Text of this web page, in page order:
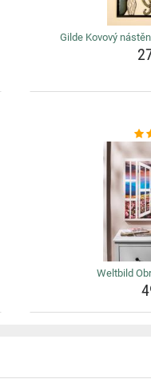
Gilde Kovový
Weltbild